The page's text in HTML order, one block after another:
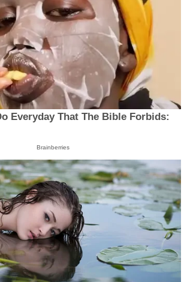
Everyday That The Bible Forbids:
Brainberries